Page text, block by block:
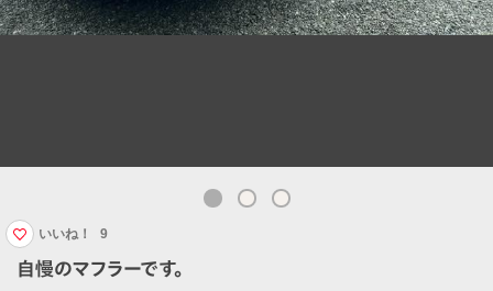
自慢のマフラーです。
いいね！ 9